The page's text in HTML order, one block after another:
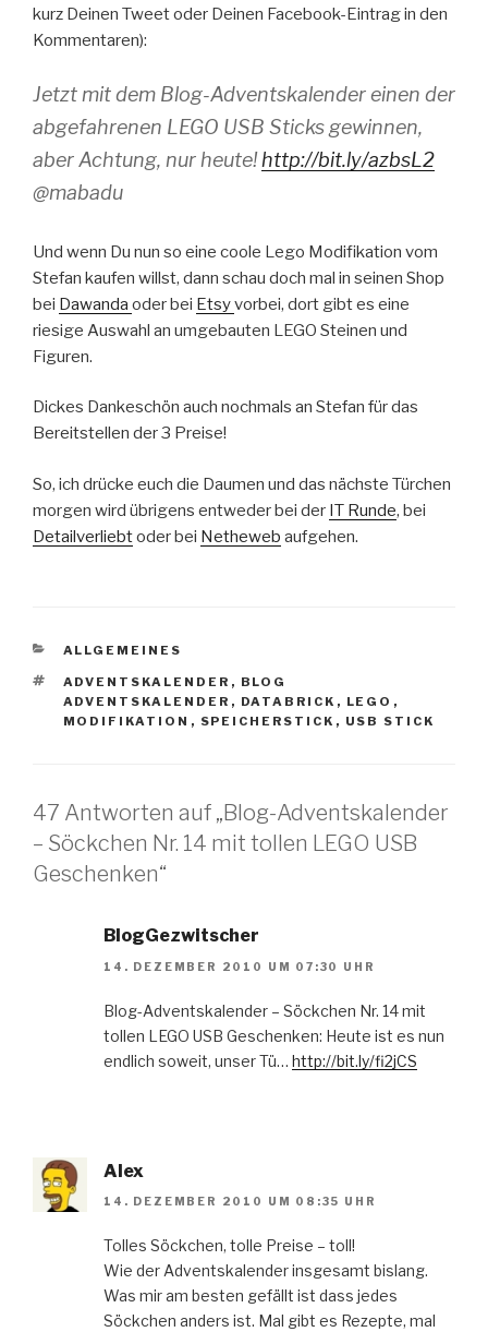
kurz Deinen Tweet oder Deinen Facebook-Eintrag in den
Kommentaren):
Jetzt mit dem Blog-Adventskalender einen der
abgefahrenen LEGO USB Sticks gewinnen,
aber Achtung, nur heute!http://bit.ly/azbsL2
@mabadu
Und wenn Du nun so eine coole Lego Modifikation vom
Stefan kaufen willst, dann schau doch mal in seinen Shop
bei Dawanda oder bei Etsyvorbei, dort gibt es eine
riesige Auswahl an umgebauten LEGO Steinen und
Figuren.
Dickes Dankeschön auch nochmals an Stefan für das
Bereitstellen der 3 Preise!
So, ich drücke euch die Daumen und das nächste Türchen
morgen wird übrigens entweder bei der IT Runde, bei
Detailverliebtoder bei Netheweb aufgehen.
KATEGORIEN
ALLGEMEINES
SCHLAGWÖRTER
ADVENTSKALENDER , BLOG
ADVENTSKALENDER , DATABRICK , LEGO ,
MODIFIKATION , SPEICHERSTICK , USB STICK
47 Antworten auf „Blog-Adventskalender
– Söckchen Nr. 14 mit tollen LEGO USB
Geschenken“
BlogGezwitscher
14. DEZEMBER 2010 UM 07:30 UHR
Blog-Adventskalender – Söckchen Nr. 14 mit
tollen LEGO USB Geschenken: Heute ist es nun
endlich soweit, unser Tü… http://bit.ly/fi2jCS
Alex
14. DEZEMBER 2010 UM 08:35 UHR
Tolles Söckchen, tolle Preise – toll!
Wie der Adventskalender insgesamt bislang.
Was mir am besten gefällt ist dass jedes
Söckchen anders ist. Mal gibt es Rezepte, mal